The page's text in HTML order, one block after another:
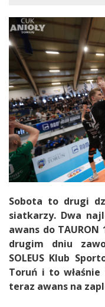
Sobota to drugi
siatkarzy. Dwa
awans do
drugim dniu
SOLEUS Klub
Toruń i to właśnie
teraz awans na